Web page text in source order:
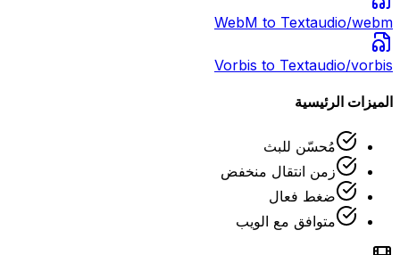
WebM to Textaudio/webm
Vorbis to Textaudio/vorbis
الميزات الرئيسية
مُحسّن للبث
زمن انتقال منخفض
ضغط فعال
متوافق مع الويب